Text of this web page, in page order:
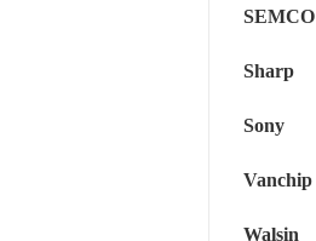
SEMCO
Sharp
Sony
Vanchip
Walsin